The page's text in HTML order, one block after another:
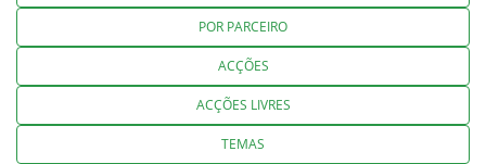
POR PARCEIRO
ACÇÕES
ACÇÕES LIVRES
TEMAS